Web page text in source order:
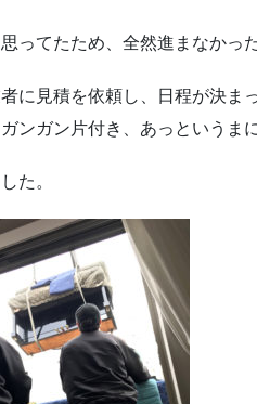
ってたため、全然進まなかっ
に見積を依頼し、日程が決ま
ンガン片付き、あっというま
た。